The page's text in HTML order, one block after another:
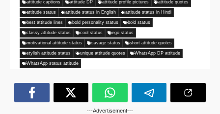
attitude captions attitude DP attitude profile pictures attitude quotes
attitude status attitude status in English attitude status in Hindi
best attitude lines bold personality status bold status
classy attitude status cool status ego status
motivational attitude status savage status short attitude quotes
stylish attitude status unique attitude quotes WhatsApp DP attitude
WhatsApp status attitude
---Advertisement---